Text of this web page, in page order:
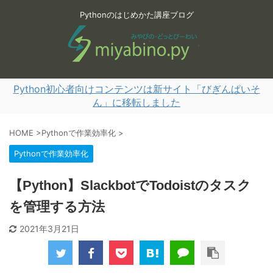
Pythonのはじめかた講座ブログ
Python初心者向けコンテンツは新サイト「びぎんぱいそ
ん」に移転しました
HOME >Pythonで作業効率化 >
Pythonで作業効率化
【Python】SlackbotでTodoistのタスク
を管理する方法
2021年3月21日